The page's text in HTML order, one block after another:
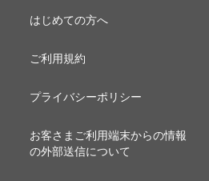
はじめての方へ
ご利用規約
プライバシーポリシー
お客さまご利用端末からの情報
の外部送信について